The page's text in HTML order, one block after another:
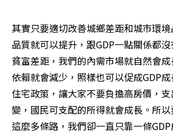
其實只要適切改善城鄉差距和城市環
品質就可以提升，跟GDP一點關係都
貧富差距，我們的內需市場就自然會
依賴就會減少，照樣也可以促成GDP
住宅政策，讓大家不要負擔高房價，
變，國民可支配的所得就會成長。所
這麼多條路，我們卻一直只靠一條GDP